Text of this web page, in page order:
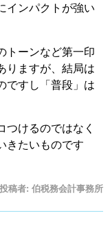
インパクトが強い
トーンなど第一印
りますが、結局は
ですし「普段」は
けるのではなく
きたいものです
投稿者: 伯税務会計事務所